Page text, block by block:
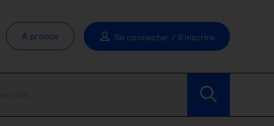
À propos Se connecter / S'inscrire